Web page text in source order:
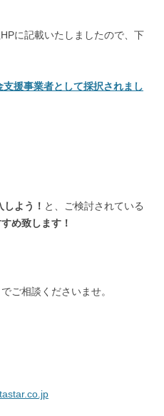
に記載いたしましたので、下
援事業者として採択されまし
よう！ と、ご検討されている
め致します！
ご相談くださいませ。